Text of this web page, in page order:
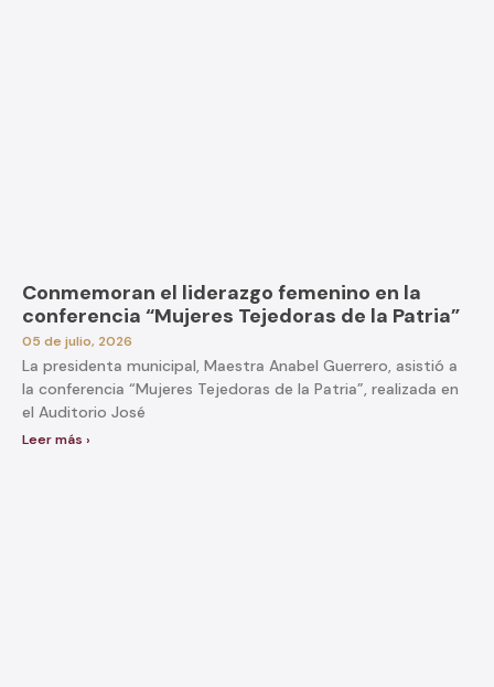
Conmemoran el liderazgo femenino en la
conferencia “Mujeres Tejedoras de la Patria”
05 de julio, 2026
La presidenta municipal, Maestra Anabel Guerrero, asistió a
la conferencia “Mujeres Tejedoras de la Patria”, realizada en
el Auditorio José
Leer más ›